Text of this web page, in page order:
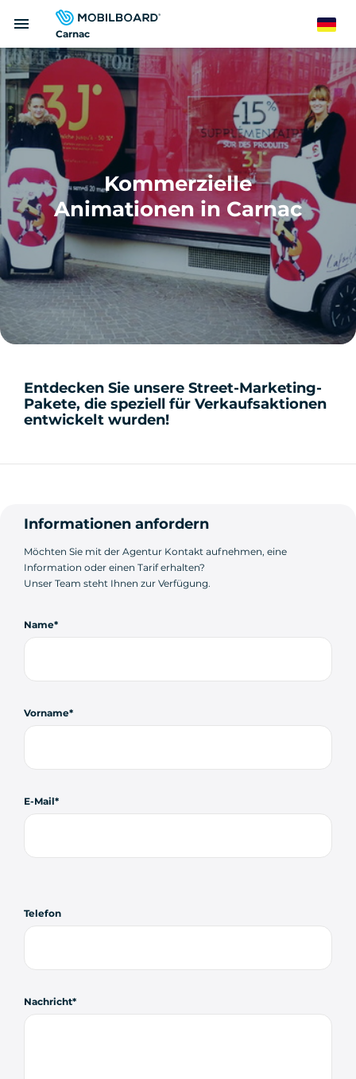
zum
Carnac
menu German
Kommerzielle
Animationen in Carnac
Entdecken Sie unsere Street-Marketing-
Pakete, die speziell für Verkaufsaktionen
entwickelt wurden!
Informationen anfordern
Möchten Sie mit der Agentur Kontakt aufnehmen, eine
Information oder einen Tarif erhalten?
Unser Team steht Ihnen zur Verfügung.
Name
Vorname
E-Mail
Telefon
Nachricht